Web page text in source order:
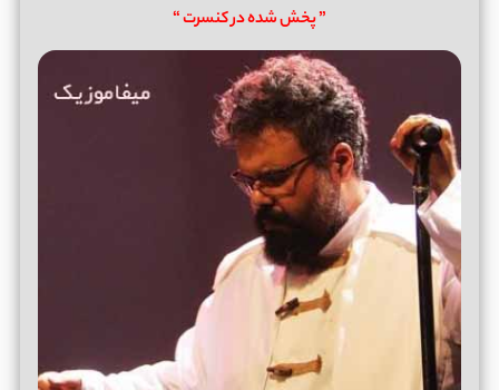
” پخش شده در کنسرت “